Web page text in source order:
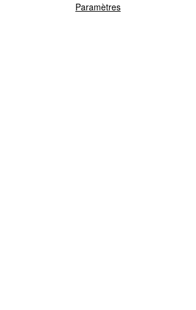
Paramètres